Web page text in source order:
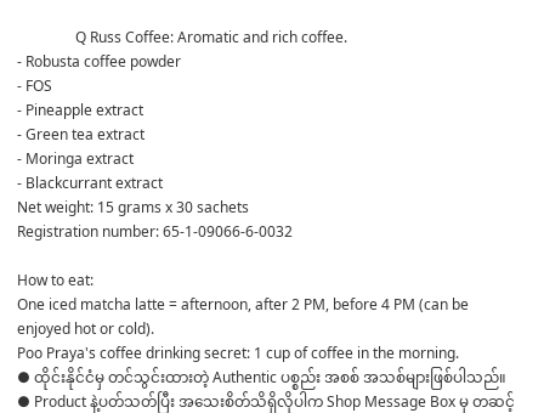
Q Russ Coffee: Aromatic and rich coffee.
- Robusta coffee powder
- FOS
- Pineapple extract
- Green tea extract
- Moringa extract
- Blackcurrant extract
Net weight: 15 grams x 30 sachets
Registration number: 65-1-09066-6-0032
How to eat:
One iced matcha latte = afternoon, after 2 PM, before 4 PM (can be
enjoyed hot or cold).
Poo Praya's coffee drinking secret: 1 cup of coffee in the morning.
● ထိုင်းနိုင်ငံမှ တင်သွင်းထားတဲ့ Authentic ပစ္စည်း အစစ် အသစ်များဖြစ်ပါသည်။
● Product နဲ့ပတ်သတ်ပြီး အသေးစိတ်သိရှိလိုပါက Shop Message Box မှ တဆင့်